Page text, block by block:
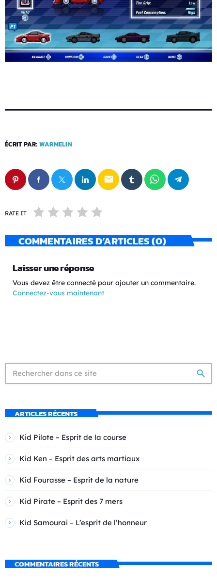
ÉCRIT PAR: WARMELIN
email
RATE IT
COMMENTAIRES D’ARTICLES (0)
Laisser une réponse
Vous devez être connecté pour ajouter un commentaire.
Connectez-vous maintenant
search
ARTICLES RÉCENTS
Kid Pilote – Esprit de la course
Kid Ken – Esprit des arts martiaux
Kid Fourasse – Esprit de la nature
Kid Pirate – Esprit des 7 mers
Kid Samourai – L’esprit de l’honneur
COMMENTAIRES RÉCENTS